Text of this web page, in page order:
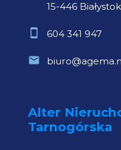
15-446 Białystok
604 341 947
Alter
Tarnogórska